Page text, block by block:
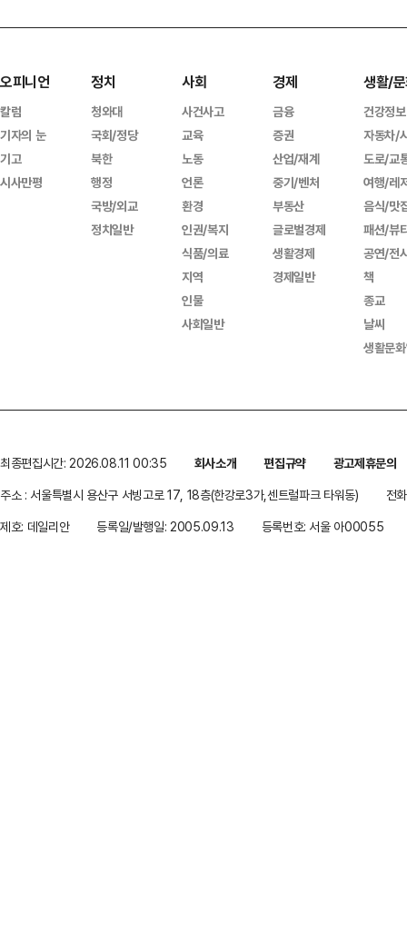
오피니언
칼럼
기자의 눈
기고
시사만평
정치
청와대
국회/정당
북한
행정
국방/외교
정치일반
사회
사건사고
교육
노동
언론
환경
인권/복지
식품/의료
지역
인물
사회일반
경제
금융
증권
산업/재계
중기/벤처
부동산
글로벌경제
생활경제
경제일반
생활/
건강정보
자동차/
도로/교
여행/레
음식/맛
패션/뷰
공연/전
책
종교
날씨
생활문
최종편집시간: 2026.08.11 00:35 회사소개 편집규약
광고제휴문의
주소 : 서울특별시 용산구 서빙고로 17, 18층(한강로3가,센트럴파크 타워동)
전
제호: 데일리안
등록일/발행일: 2005.09.13 등록번호: 서울 아00055